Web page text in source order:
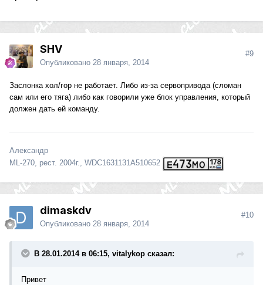
SHV
Опубликовано 28 января, 2014
#9
Заслонка хол/гор не работает. Либо из-за сервопривода (сломан
сам или его тяга) либо как говорили уже блок управления, который
должен дать ей команду.
Александр
ML-270, рест. 2004г., WDC1631131A510652
dimaskdv
Опубликовано 28 января, 2014
#10
В 28.01.2014 в 06:15, vitalykop сказал:
Привет